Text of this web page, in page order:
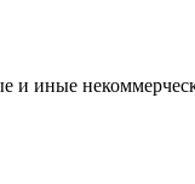
и иные